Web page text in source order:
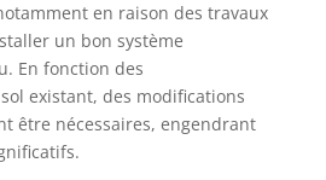
en raison des travaux
un bon système
En fonction des
existant, des modifications
être nécessaires, engendrant